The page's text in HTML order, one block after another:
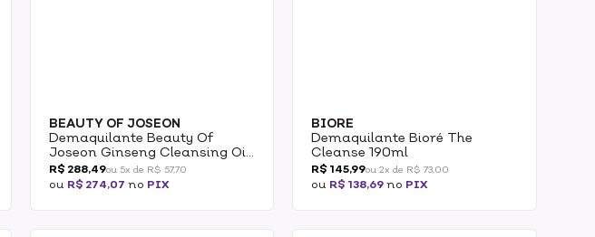
BEAUTY OF JOSEON
Demaquilante Beauty Of
Joseon Ginseng Cleansing Oil
210ml
R$ 288,49ou 5x de R$ 57,70
ou R$ 274,07 no PIX
BIORE
Demaquilante Bioré The
Cleanse 190ml
R$ 145,99ou 2x de R$ 73,00
ou R$ 138,69 no PIX